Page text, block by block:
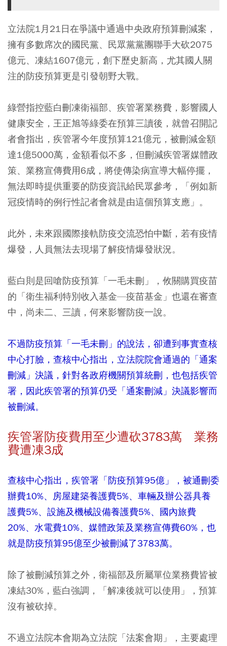
立法院1月21日在爭議中通過中央政府預算刪減案，
擁有多數席次的國民黨、民眾黨黨團聯手大砍2075
億元、凍結1607億元，創下歷史新高，尤其國人關
注的防疫預算更是引發朝野大戰。
綠營指控藍白刪凍衛福部、疾管署業務費，影響國人
健康安全，王正旭等綠委在預算三讀後，就曾召開記
者會指出，疾管署今年度預算121億元，被刪減金額
達1億5000萬，金額看似不多，但刪減疾管署媒體政
策、業務宣傳費用6成，將使傳染病宣導大幅停擺，
無法即時提供重要的防疫資訊給民眾參考，「例如新
冠疫情時的例行性記者會就是由這個預算支應」。
此外，未來跟國際接軌防疫交流恐怕中斷，若有疫情
爆發，人員無法去現場了解疫情爆發狀況。
藍白則是回嗆防疫預算「一毛未刪」，攸關購買疫苗
的「衛生福利特別收入基金—疫苗基金」也還在審查
中，尚未二、三讀，何來影響防疫一說。
不過防疫預算「一毛未刪」的說法，卻遭到事實查核
中心打臉，查核中心指出，立法院院會通過的「通案
刪減」決議，針對各政府機關預算統刪，也包括疾管
署，因此疾管署的預算仍受「通案刪減」決議影響而
被刪減。
疾管署防疫費用至少遭砍3783萬 業務
費遭凍3成
查核中心指出，疾管署「防疫預算95億」，被通刪委
辦費10%、房屋建築養護費5%、車輛及辦公器具養
護費5%、設施及機械設備養護費5%、國內旅費
20%、水電費10%、媒體政策及業務宣傳費60%，也
就是防疫預算95億至少被刪減了3783萬。
除了被刪減預算之外，衛福部及所屬單位業務費皆被
凍結30%，藍白強調，「解凍後就可以使用」，預算
沒有被砍掉。
不過立法院本會期為立法院「法案會期」，主要處理